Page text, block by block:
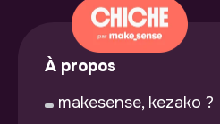
À propos
makesense, kezako ?